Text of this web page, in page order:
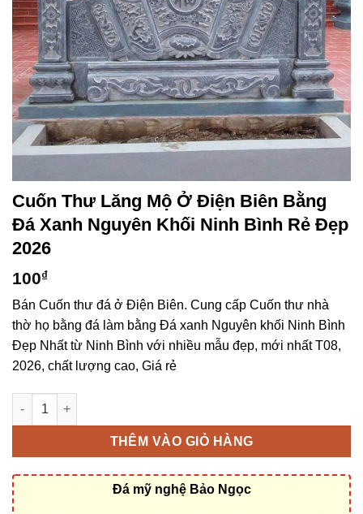
Cuốn Thư Lăng Mộ Ở Điện Biên Bằng
Đá Xanh Nguyên Khối Ninh Bình Rẻ Đẹp
2026
100₫
Bán Cuốn thư đá ở Điện Biên. Cung cấp Cuốn thư nhà
thờ họ bằng đá làm bằng Đá xanh Nguyên khối Ninh Bình
Đẹp Nhất từ Ninh Bình với nhiều mẫu đẹp, mới nhất T08,
2026, chất lượng cao, Giá rẻ
Cuốn thư lăng mộ ở Điện Biên bằng Đá xanh Nguyên khối
THÊM VÀO GIỎ HÀNG
Đá mỹ nghệ Bảo Ngọc